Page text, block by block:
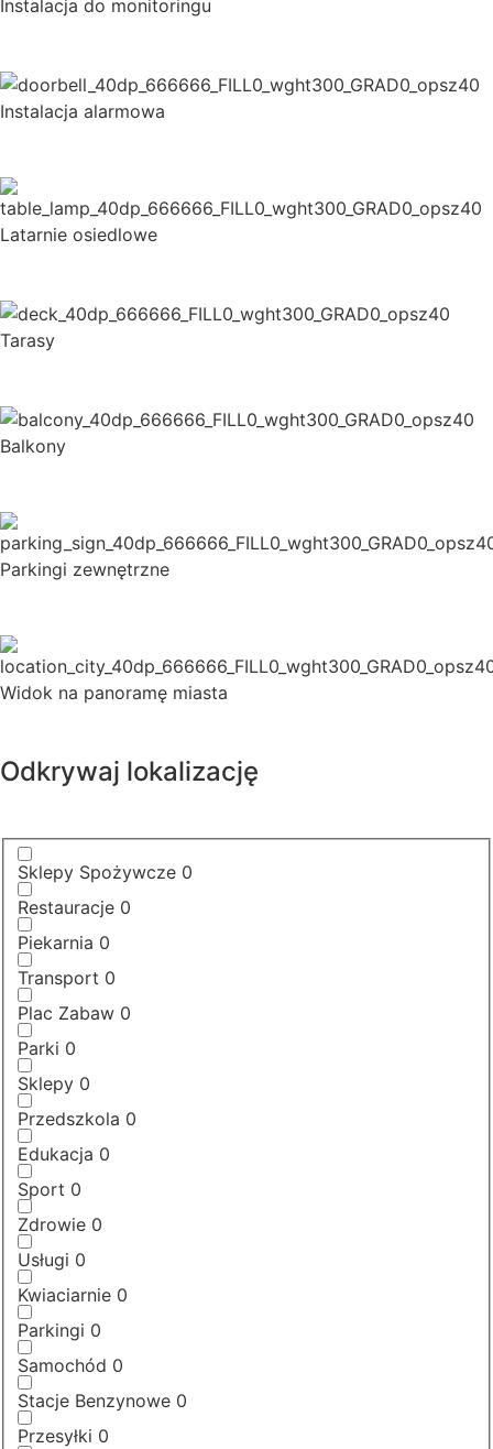
Instalacja do monitoringu
Instalacja alarmowa
Latarnie osiedlowe
Tarasy
Balkony
Parkingi zewnętrzne
Widok na panoramę miasta
Odkrywaj lokalizację
Sklepy Spożywcze 0
Restauracje 0
Piekarnia 0
Transport 0
Plac Zabaw 0
Parki 0
Sklepy 0
Przedszkola 0
Edukacja 0
Sport 0
Zdrowie 0
Usługi 0
Kwiaciarnie 0
Parkingi 0
Samochód 0
Stacje Benzynowe 0
Przesyłki 0